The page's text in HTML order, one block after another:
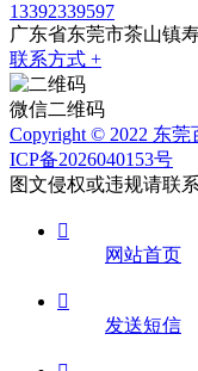
13392339597
广东省东莞市茶山镇
联系方式 +
微信二维码
Copyright © 2022 东
ICP备2026040153号
图文侵权或违规请联

网站首页

发送短信